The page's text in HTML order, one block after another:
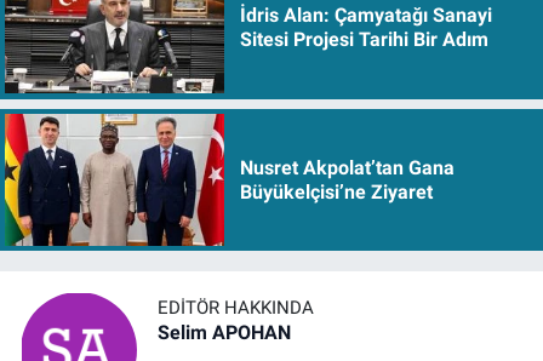
İdris Alan: Çamyatağı Sanayi
Sitesi Projesi Tarihi Bir Adım
Nusret Akpolat’tan Gana
Büyükelçisi’ne Ziyaret
EDITÖR HAKKINDA
Selim APOHAN